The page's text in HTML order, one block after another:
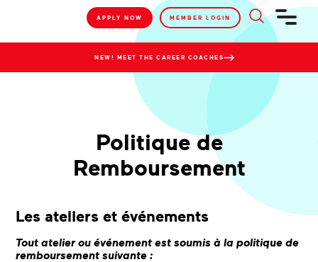
APPLY NOW MEMBER LOGIN
NEW! MEET THE CAREER COACHES
Politique de
Remboursement
Les ateliers et événements
Tout atelier ou événement est soumis à la politique de
remboursement suivante :